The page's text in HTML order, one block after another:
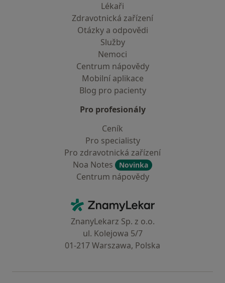
Lékaři
Zdravotnická zařízení
Otázky a odpovědi
Služby
Nemoci
Centrum nápovědy
Mobilní aplikace
Blog pro pacienty
Pro profesionály
Ceník
Pro specialisty
Pro zdravotnická zařízení
Noa Notes
Novinka
Centrum nápovědy
ZnamyLekar - Hlavní stránka
ZnanyLekarz Sp. z o.o.
ul. Kolejowa 5/7
01-217 Warszawa, Polska